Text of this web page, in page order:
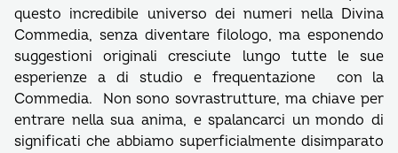
questo incredibile universo dei numeri nella Divina
Commedia, senza diventare filologo, ma esponendo
suggestioni originali cresciute lungo tutte le sue
esperienze a di studio e frequentazione con la
Commedia. Non sono sovrastrutture, ma chiave per
entrare nella sua anima, e spalancarci un mondo di
significati che abbiamo superficialmente disimparato